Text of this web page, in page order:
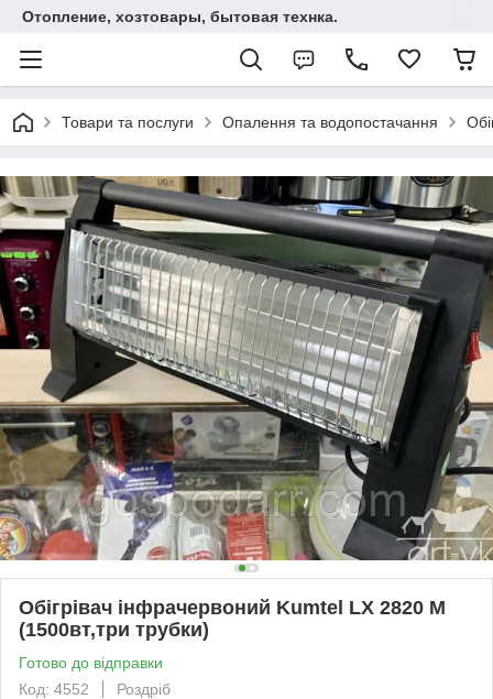
Отопление, хозтовары, бытовая технка.
Товари та послуги Опалення та водопостачання
Обігрівач інфрачервоний Kumtel LX 2820 M
(1500вт,три трубки)
Готово до відправки
Код: 4552
Роздріб